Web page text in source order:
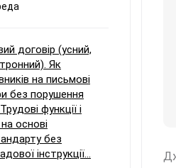
договір (усний,
Як
на письмові
без порушення
функції і
основі
без
інструкції...